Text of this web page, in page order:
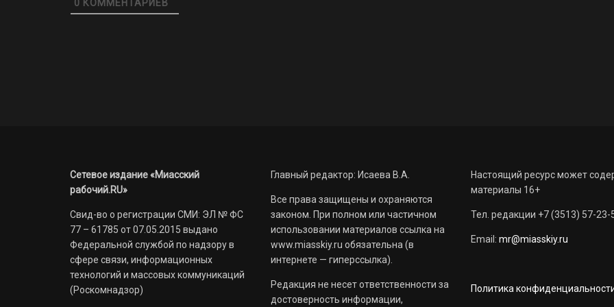
0 КОММЕНТАРИЕВ
Сетевое издание «Миасский
рабочий.RU»
Свид-во о регистрации СМИ: ЭЛ № ФС
77 – 61785 от 07.05.2015 выдано
Федеральной службой по надзору в
сфере связи, информационных
технологий и массовых коммуникаций
(Роскомнадзор)
Главный редактор: Исаева В.А.
Все права защищены и охраняются
законом. При полном или частичном
использовании материалов ссылка на
www.miasskiy.ru обязательна (в
интернете — гиперссылка).
Редакция не несет ответственности за
достоверность информации,
Настоящий ресурс может
материалы 16+
Тел. редакции +7 (3513) 57-23-
Email: mr@miasskiy.ru
Политика